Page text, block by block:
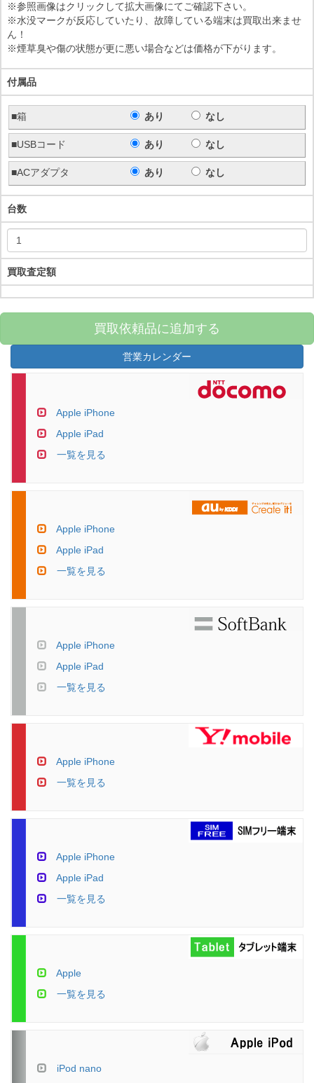
※参照画像はクリックして拡大画像にてご確認下さい。
※水没マークが反応していたり、故障している端末は買取出来ませ
ん！
※煙草臭や傷の状態が更に悪い場合などは価格が下がります。
付属品
■箱 あり なし
■USBコード あり なし
■ACアダプタ あり なし
台数
買取査定額
買取依頼品に追加する
営業カレンダー
Apple iPhone
Apple iPad
一覧を見る
Apple iPhone
Apple iPad
一覧を見る
Apple iPhone
Apple iPad
一覧を見る
Apple iPhone
一覧を見る
Apple iPhone
Apple iPad
一覧を見る
Apple
一覧を見る
iPod nano